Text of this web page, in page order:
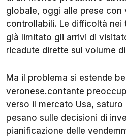
globale, oggi alle prese con
controllabili. Le difficoltà nei
già limitato gli arrivi di
ricadute dirette sul volume
Ma il problema si estende
veronese.contante
verso il mercato Usa, saturo
pesano sulle decisioni di
pianificazione delle